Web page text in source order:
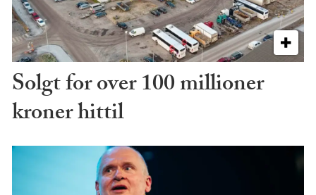
Solgt for over 100 millioner
kroner hittil